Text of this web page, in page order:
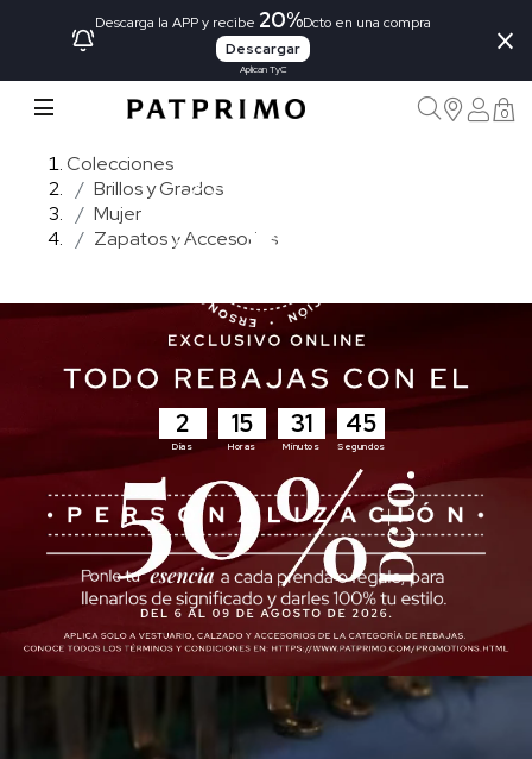
Descarga la APP y recibe 20%Dcto en una compra
Descargar
Aplican TyC
×
0
Colecciones
Brillos y Grados
Mujer
Zapatos y Accesorios
2
Días
15
Horas
31
Minutos
44
Segundos